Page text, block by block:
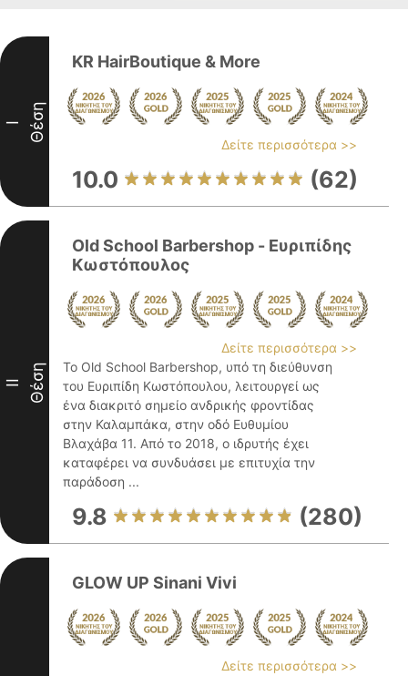
I Θέση
KR HairBoutique & More
Δείτε περισσότερα >>
10.0 (62)
II Θέση
Old School Barbershop - Ευριπίδης
Κωστόπουλος
Δείτε περισσότερα >>
Το Old School Barbershop, υπό τη διεύθυνση
του Ευριπίδη Κωστόπουλου, λειτουργεί ως
ένα διακριτό σημείο ανδρικής φροντίδας
στην Καλαμπάκα, στην οδό Ευθυμίου
Βλαχάβα 11. Από το 2018, ο ιδρυτής έχει
καταφέρει να συνδυάσει με επιτυχία την
παράδοση ...
9.8 (280)
GLOW UP Sinani Vivi
Δείτε περισσότερα >>